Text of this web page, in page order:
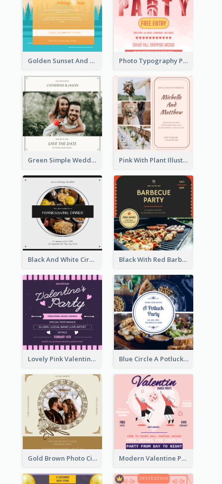
Golden Sunset And Forest Hiking Trip Invitation Photo Typography Party Invitation Design Templates
Green Simple Wedding Photo Wedding Invitation Pink With Plant Illustration Wedding Party Invitation
Black And White Circle Photo Thanksgiving Dinner Invitation Black With Red Barbecue Housewarming Invitation
Lovely Pink Valentine Celebration Invitation Design Ideas Blue Circle A Potluck Party Invitation
Gold Brown Photo Circle Wedding Invitation Modern Valentine Party Pink Invitation Design Templates